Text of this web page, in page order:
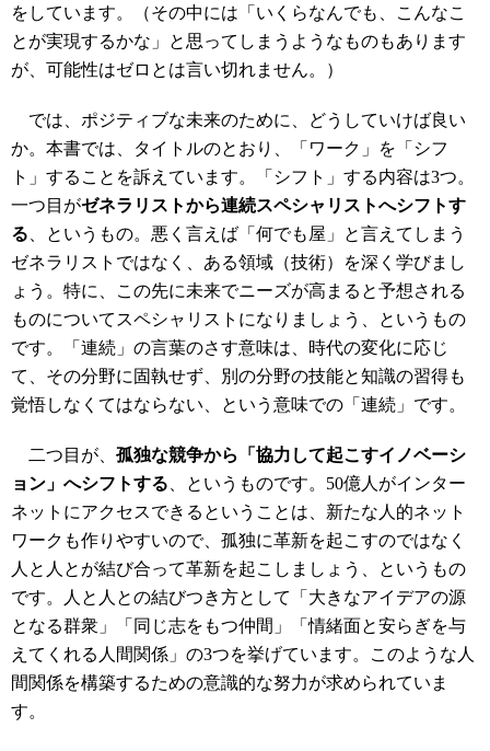
をしています。（その中には「いくらなんでも、こんなこ
とが実現するかな」と思ってしまうようなものもあります
が、可能性はゼロとは言い切れません。）
では、ポジティブな未来のために、どうしていけば良い
か。本書では、タイトルのとおり、「ワーク」を「シフ
ト」することを訴えています。「シフト」する内容は3つ。
一つ目がゼネラリストから連続スペシャリストへシフトす
る 、というもの。悪く言えば「何でも屋」と言えてしまう
ゼネラリストではなく、ある領域（技術）を深く学びまし
ょう。特に、この先に未来でニーズが高まると予想される
ものについてスペシャリストになりましょう、というもの
です。「連続」の言葉のさす意味は、時代の変化に応じ
て、その分野に固執せず、別の分野の技能と知識の習得も
覚悟しなくてはならない、という意味での「連続」です。
二つ目が、 孤独な競争から「協力して起こすイノベーシ
ョン」へシフトする 、というものです。50億人がインター
ネットにアクセスできるということは、新たな人的ネット
ワークも作りやすいので、孤独に革新を起こすのではなく
人と人とが結び合って革新を起こしましょう、というもの
です。人と人との結びつき方として「大きなアイデアの源
となる群衆」「同じ志をもつ仲間」「情緒面と安らぎを与
えてくれる人間関係」の3つを挙げています。このような人
間関係を構築するための意識的な努力が求められていま
す。